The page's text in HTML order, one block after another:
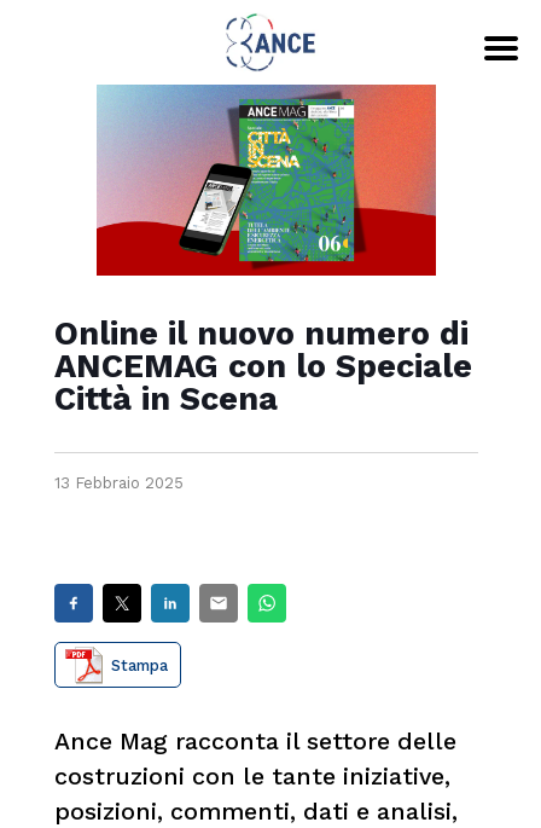
Online il nuovo numero di
ANCEMAG con lo Speciale
Città in Scena
13 Febbraio 2025
Stampa
Ance Mag racconta il settore delle
costruzioni con le tante iniziative,
posizioni, commenti, dati e analisi,